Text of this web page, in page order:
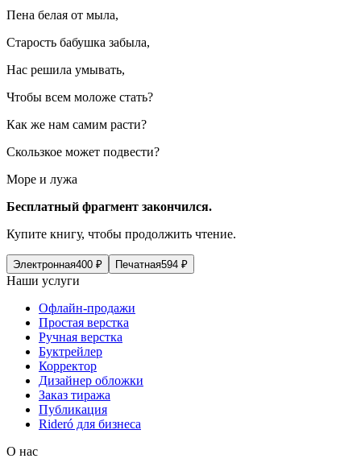
Пена белая от мыла,
Старость бабушка забыла,
Нас решила умывать,
Чтобы всем моложе стать?
Как же нам самим расти?
Скользкое может подвести?
Море и лужа
Бесплатный фрагмент закончился.
Купите книгу, чтобы продолжить чтение.
Электронная400 ₽ Печатная594 ₽
Наши услуги
Офлайн-продажи
Простая верстка
Ручная верстка
Буктрейлер
Корректор
Дизайнер обложки
Заказ тиража
Публикация
Rideró для бизнеса
О нас